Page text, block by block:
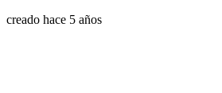
creado hace 5 años